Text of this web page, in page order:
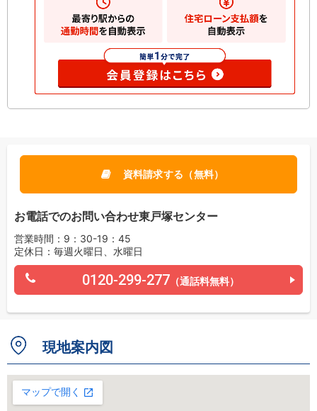
資料請求する（無料）
お電話でのお問い合わせ東戸塚センター
営業時間：9：30-19：45
定休日：毎週火曜日、水曜日
0120-299-277 （通話料無料）
現地案内図